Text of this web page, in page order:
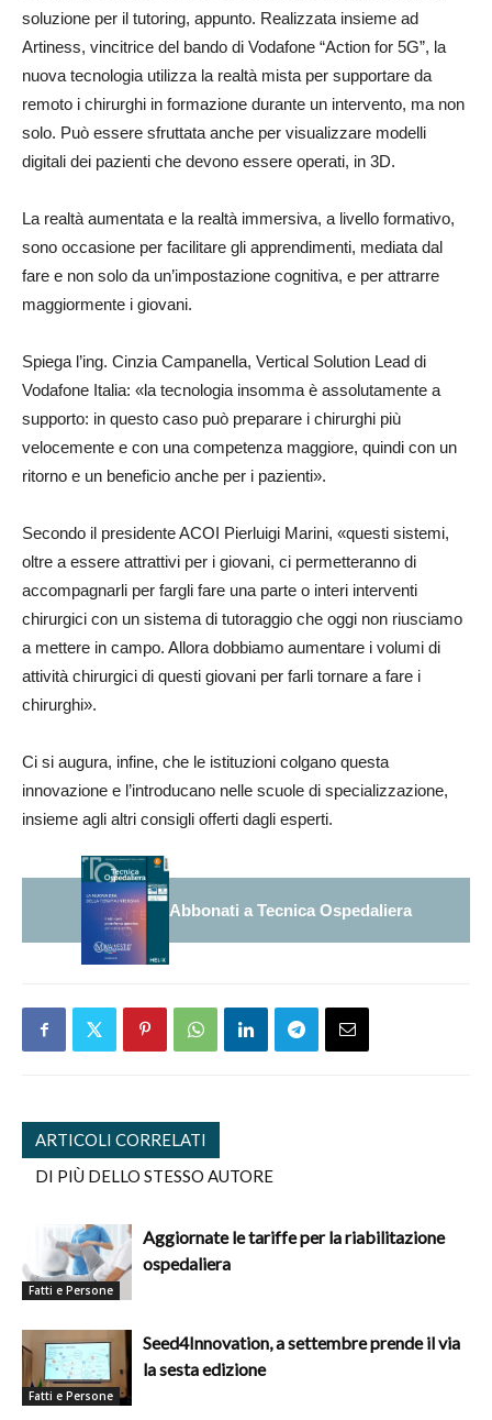
soluzione per il tutoring, appunto. Realizzata insieme ad
Artiness, vincitrice del bando di Vodafone “Action for 5G”, la
nuova tecnologia utilizza la realtà mista per supportare da
remoto i chirurghi in formazione durante un intervento, ma non
solo. Può essere sfruttata anche per visualizzare modelli
digitali dei pazienti che devono essere operati, in 3D.
La realtà aumentata e la realtà immersiva, a livello formativo,
sono occasione per facilitare gli apprendimenti, mediata dal
fare e non solo da un’impostazione cognitiva, e per attrarre
maggiormente i giovani.
Spiega l’ing. Cinzia Campanella, Vertical Solution Lead di
Vodafone Italia: «la tecnologia insomma è assolutamente a
supporto: in questo caso può preparare i chirurghi più
velocemente e con una competenza maggiore, quindi con un
ritorno e un beneficio anche per i pazienti».
Secondo il presidente ACOI Pierluigi Marini, «questi sistemi,
oltre a essere attrattivi per i giovani, ci permetteranno di
accompagnarli per fargli fare una parte o interi interventi
chirurgici con un sistema di tutoraggio che oggi non riusciamo
a mettere in campo. Allora dobbiamo aumentare i volumi di
attività chirurgici di questi giovani per farli tornare a fare i
chirurghi».
Ci si augura, infine, che le istituzioni colgano questa
innovazione e l’introducano nelle scuole di specializzazione,
insieme agli altri consigli offerti dagli esperti.
Abbonati a Tecnica Ospedaliera
ARTICOLI CORRELATI
DI PIÙ DELLO STESSO AUTORE
Fatti e Persone
Aggiornate le tariffe per la riabilitazione
ospedaliera
Fatti e Persone
Seed4Innovation, a settembre prende il via
la sesta edizione